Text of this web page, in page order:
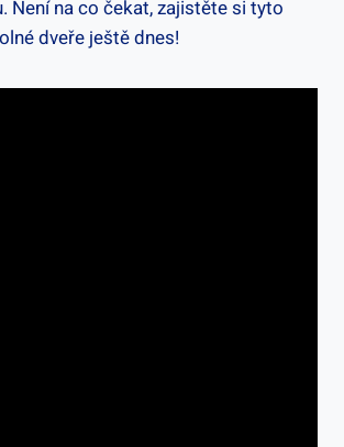
Není na co čekat, zajistěte si tyto
dveře ještě dnes!